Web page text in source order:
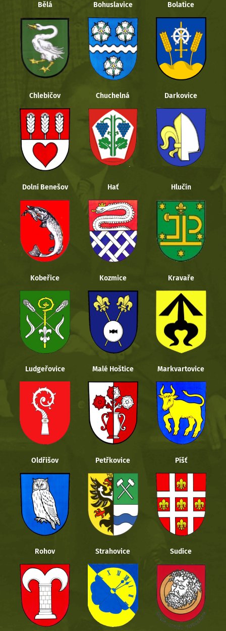
Bělá Bohuslavice Bolatice
Chlebičov Chuchelná Darkovice
Dolní Benešov Hať Hlučín
Kobeřice Kozmice Kravaře
Ludgeřovice Malé Hoštice Markvartovice
Oldřišov Petřkovice Píšť
Rohov Strahovice Sudice